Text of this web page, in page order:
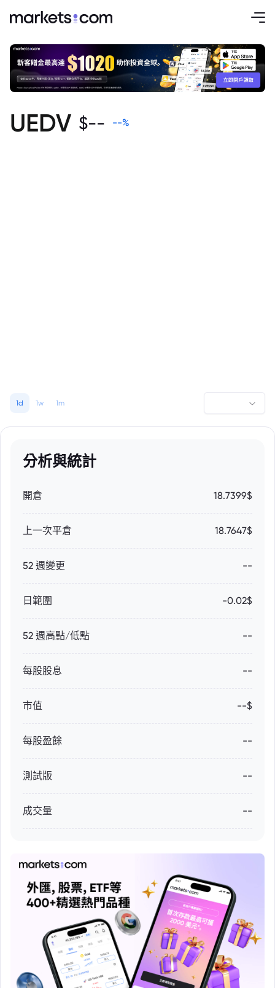
UEDV $-- --%
1d 1w 1m
分析與統計
開倉 18.7399$
上一次平倉 18.7647$
52 週變更 --
日範圍 -0.02$
52 週高點/低點 --
每股股息 --
市值 --$
每股盈餘 --
測試版 --
成交量 --